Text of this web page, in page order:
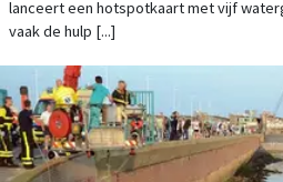
IN PROBLEMEN.
lanceert een hotspotkaart met vijf
vaak de hulp [...]